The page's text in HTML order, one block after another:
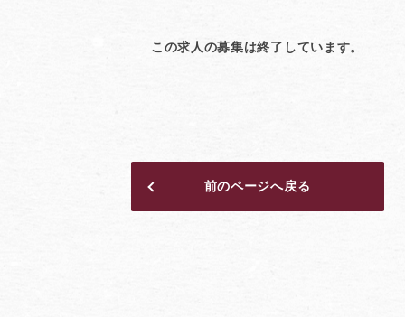
この求人の募集は終了しています。
前のページへ戻る